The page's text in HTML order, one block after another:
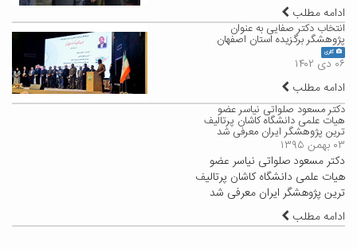
ادامه مطلب
انتخاب دکتر صفایی به عنوان
پژوهشگر برگزیده استان اصفهان
گالری
۰۶ دی ۱۴۰۲
ادامه مطلب
دکتر مسعود صلواتی نیاسر عضو
هیات علمی دانشگاه کاشان پرتالیف
ترین پژوهشگر ایران معرفی شد
۰۳ بهمن ۱۳۹۵
دکتر مسعود صلواتی نیاسر عضو
هیات علمی دانشگاه کاشان پرتالیف
ترین پژوهشگر ایران معرفی شد
ادامه مطلب